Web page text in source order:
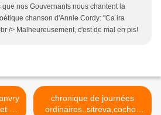
nos Gouvernants nous chantent la
chanson d'Annie Cordy: "Ca ira
/> Malheureusement, c'est de mal en pis!
2
chronique de journées
ordinaires..sitreva,cochon